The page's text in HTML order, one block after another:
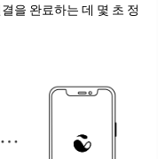
을 완료하는 데 몇 초 정